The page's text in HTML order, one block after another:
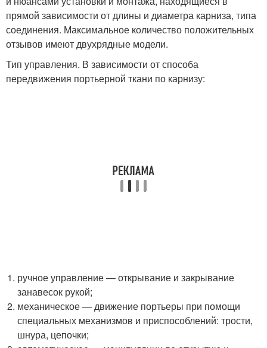
прямой зависимости от длины и диаметра карниза, типа
соединения. Максимальное количество положительных
отзывов имеют двухрядные модели.
Тип управления. В зависимости от способа
передвижения портьерной ткани по карнизу:
ручное управление — открывание и закрывание
занавесок рукой;
механическое — движение портьеры при помощи
специальных механизмов и приспособлений: трости,
шнура, цепочки;